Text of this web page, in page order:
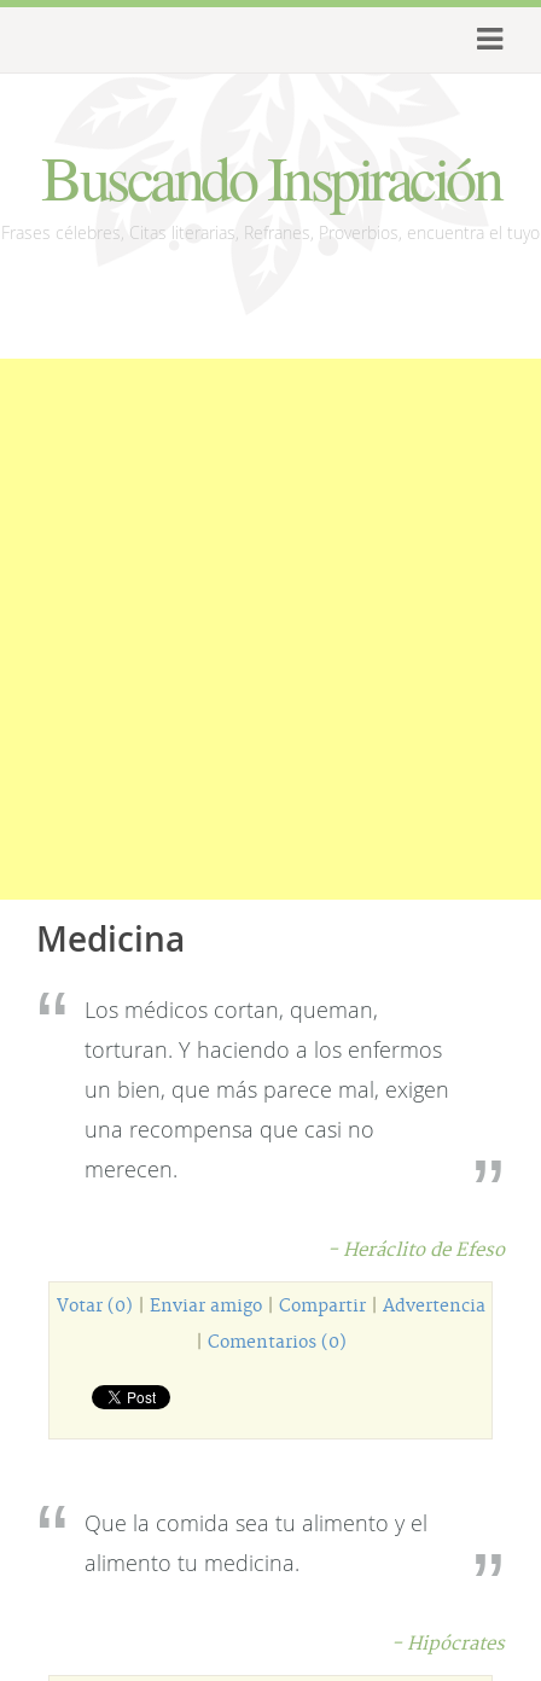
Buscando Inspiración
Frases célebres, Citas literarias, Refranes, Proverbios, encuentra el tuyo
Medicina
Los médicos cortan, queman,
torturan. Y haciendo a los enfermos
un bien, que más parece mal, exigen
una recompensa que casi no
merecen.
- Heráclito de Efeso
Votar (0) Enviar amigo| Compartir| Advertencia
Comentarios (0)
Que la comida sea tu alimento y el
alimento tu medicina.
- Hipócrates